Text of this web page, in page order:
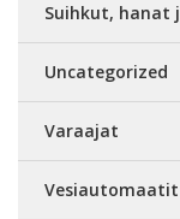
Suihkut, hanat
Uncategorized
Varaajat
Vesiautomaatit